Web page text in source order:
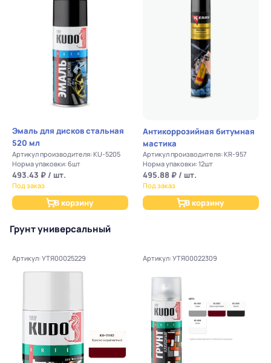
Эмаль для дисков стальная
520 мл
Артикул производителя: KU-5205
Норма упаковки: 6шт
493.43 ₽ / шт.
Под заказ
В корзину
Антикоррозийная битумная
мастика
Артикул производителя: KR-957
Норма упаковки: 12шт
495.88 ₽ / шт.
Под заказ
В корзину
Грунт универсальный
Артикул: УТЯ00025229 Артикул: УТЯ00022309